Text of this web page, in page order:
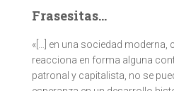
Frasesitas...
«[…] en una sociedad moderna,
reacciona en forma alguna
patronal y capitalista, no se